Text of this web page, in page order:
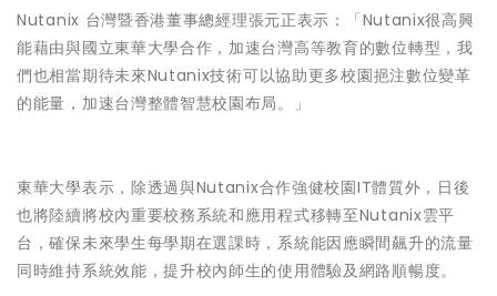
Nutanix 台灣暨香港董事總經理張元正表示：「Nutanix很高興
能藉由與國立東華大學合作，加速台灣高等教育的數位轉型，我
們也相當期待未來Nutanix技術可以協助更多校園挹注數位變革
的能量，加速台灣整體智慧校園布局。」
東華大學表示，除透過與Nutanix合作強健校園IT體質外，日後
也將陸續將校內重要校務系統和應用程式移轉至Nutanix雲平
台，確保未來學生每學期在選課時，系統能因應瞬間飆升的流量
同時維持系統效能，提升校內師生的使用體驗及網路順暢度。